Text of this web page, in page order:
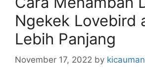
Ngekek Lovebird
Lebih Panjang
November 17, 2022 by